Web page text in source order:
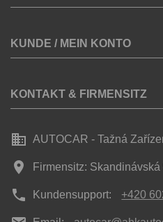
KUNDE / MEIN KONTO
KONTAKT & FIRMENSITZ
business AUTOCAR - Tažná
place Firmensitz:
phone Kundensupport: +420